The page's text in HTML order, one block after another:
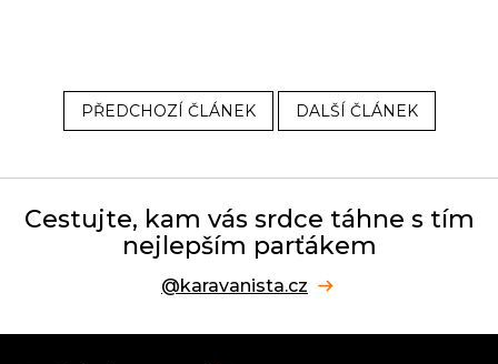
PŘEDCHOZÍ ČLÁNEK DALŠÍ ČLÁNEK
Cestujte, kam vás srdce táhne s tím
nejlepším parťákem
@karavanista.cz